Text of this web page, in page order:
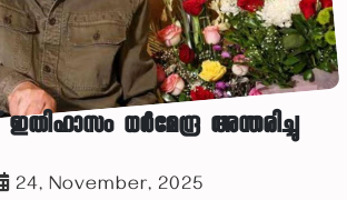
ധര്‍മേന്ദ്ര അന്തരിച്ചു
24, November, 2025